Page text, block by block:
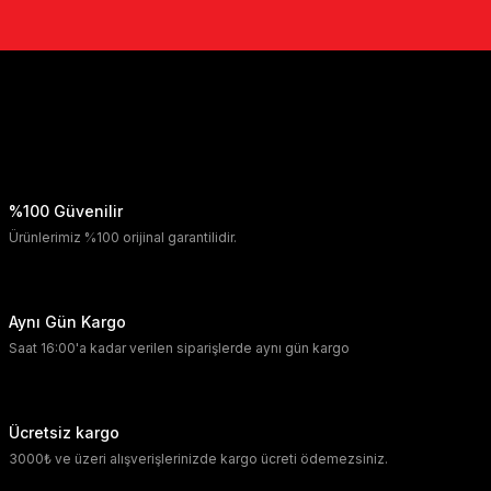
%100 Güvenilir
Ürünlerimiz %100 orijinal garantilidir.
Aynı Gün Kargo
Saat 16:00'a kadar verilen siparişlerde aynı gün kargo
Ücretsiz kargo
3000₺ ve üzeri alışverişlerinizde kargo ücreti ödemezsiniz.